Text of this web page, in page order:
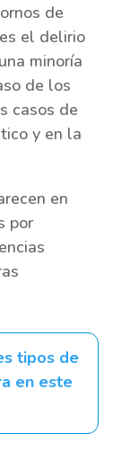
de
el delirio
minoría
de los
casos de
y en la
en
por
tipos de
en este